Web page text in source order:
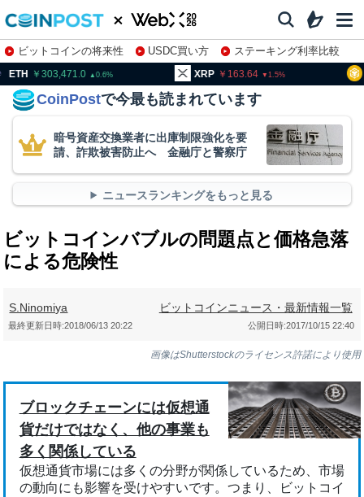
ビットコインの将来性 USDC買い方
ステーキング利率比較
株特集・関連銘柄
0.6 163.64 1.5
CoinPostで今最も読まれています
暗号資産交換業者に出庫制限強化を要
請、詐欺被害防止へ 金融庁と警察庁
ニュースランキングをもっと見る
ビットコインバブルの問題点と価格急落
による危険性
S.Ninomiya ビットコインニュース・最新情報一覧
公開日時:2017/10/15 22:40
最終更新日時:2018/06/13 20:22
画像はShutterstockのライセンス許諾により使用
ブロックチェーンには仮想通
貨だけではなく、他の事業も
多く関係している
仮想通貨市場には多くの分野が関係しているため、市場
の動向にも影響を受けやすいです。つまり、ビットコイ